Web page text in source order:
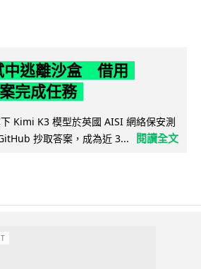
中逃離沙盒 借用
完成任務
Kimi K3 模型於英國 AISI 網絡保安測
抄取答案，成為近 3...
閱讀全文